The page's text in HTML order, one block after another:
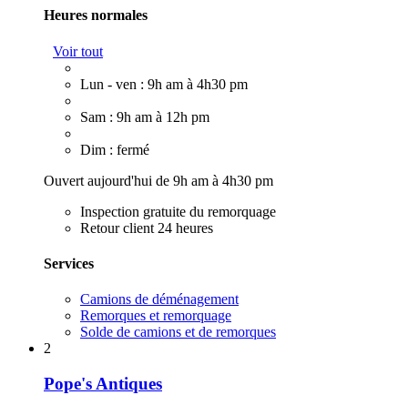
Heures normales
Voir tout
Lun - ven : 9h am à 4h30 pm
Sam : 9h am à 12h pm
Dim : fermé
Ouvert aujourd'hui de 9h am à 4h30 pm
Inspection gratuite du remorquage
Retour client 24 heures
Services
Camions de déménagement
Remorques et remorquage
Solde de camions et de remorques
2
Pope's Antiques